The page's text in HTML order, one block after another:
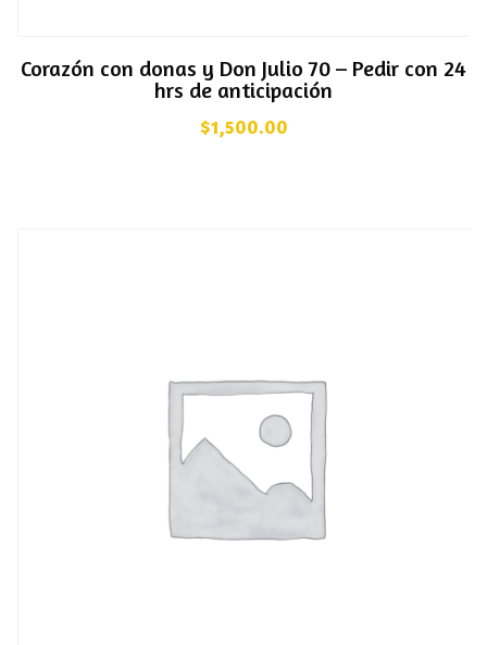
Corazón con donas y Don Julio 70 – Pedir con 24
hrs de anticipación
$1,500.00